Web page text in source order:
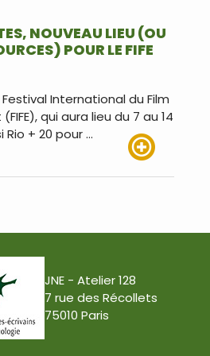
NOUVEAU LIEU (OU
POUR LE FIFE
International du Film
qui aura lieu du 7 au 14
Rio + 20 pour …
JNE - Atelier 128
7 rue des Récollets
75010 Paris